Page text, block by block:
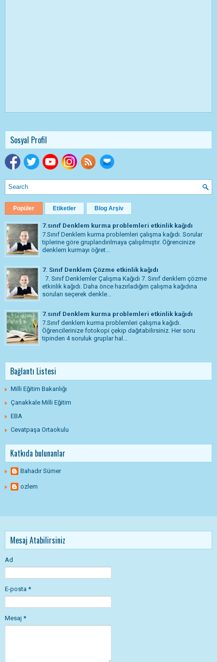
Sosyal Profil
Popüler Etiketler Blog Arşiv
7.sınıf Denklem kurma problemleri etkinlik kağıdı
7.Sınıf Denklem kurma problemleri çalışma kağıdı. Sorular
tiplerine göre gruplandırılmaya çalışılmıştır. Öğrencinize
denklem kurmayı öğret...
7. Sınıf Denklem Çözme etkinlik kağıdı
7. Sınıf Denklemler Çalışma Kağıdı 7. Sınıf denklem çözme
etkinlik kağıdı. Daha önce hazırladığım çalışma kağıdına
soruları seçerek denkle...
7.sınıf Denklem kurma problemleri etkinlik kağıdı
7.Sınıf denklem kurma problemleri çalışma kağıdı.
Öğrencilerinize fotokopi çekip dağıtabilirsiniz. Her soru
tipinden 4 soruluk gruplar hal...
Bağlantı Listesi
Milli Eğitim Bakanlığı
Çanakkale Milli Eğitim
EBA
Cevatpaşa Ortaokulu
Katkıda bulunanlar
Bahadır Sümer
ozlem
Mesaj Atabilirsiniz
Ad
E-posta *
Mesaj *